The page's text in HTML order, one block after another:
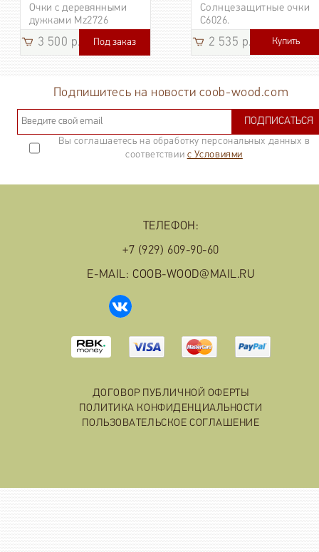
Очки с деревянными
дужками Mz2726
3 500 р. Под заказ
Солнцезащитные очки
C6026.
2 535 р. 3 185
Купить
Подпишитесь на новости coob-wood.com
ПОДПИСАТЬСЯ
Вы соглашаетесь на обработку персональных данных в
соответствии с Условиями
ТЕЛЕФОН:
+7 (929) 609-90-60
E-MAIL: COOB-WOOD@MAIL.RU
ДОГОВОР ПУБЛИЧНОЙ ОФЕРТЫ
ПОЛИТИКА КОНФИДЕНЦИАЛЬНОСТИ
ПОЛЬЗОВАТЕЛЬСКОЕ СОГЛАШЕНИЕ